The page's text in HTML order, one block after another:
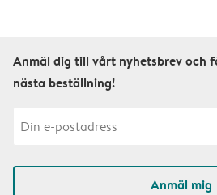
Anmäl dig till vårt nyhetsbrev och
nästa beställning!
Anmäl mig